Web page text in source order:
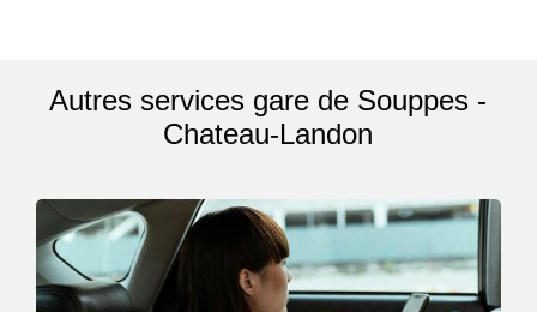
Autres services gare de Souppes -
Chateau-Landon